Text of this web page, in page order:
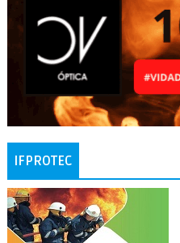
IFPROTEC